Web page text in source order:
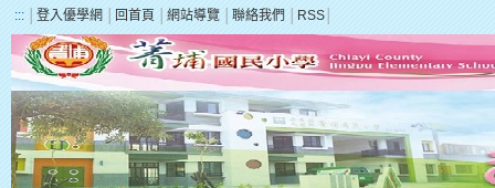
::: 登入優學網 回首頁 網站導覽 聯絡我們 RSS